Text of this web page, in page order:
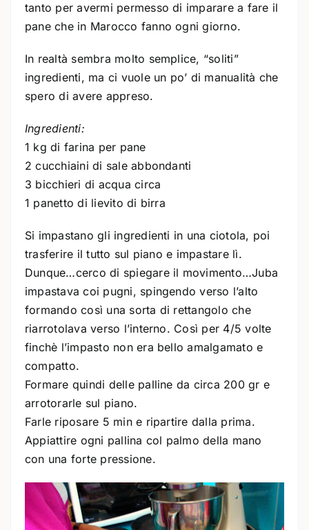
tanto per avermi permesso di imparare a fare il
pane che in Marocco fanno ogni giorno.
In realtà sembra molto semplice, “soliti”
ingredienti, ma ci vuole un po’ di manualità che
spero di avere appreso.
Ingredienti:
1 kg di farina per pane
2 cucchiaini di sale abbondanti
3 bicchieri di acqua circa
1 panetto di lievito di birra
Si impastano gli ingredienti in una ciotola, poi
trasferire il tutto sul piano e impastare lì.
Dunque…cerco di spiegare il movimento…Juba
impastava coi pugni, spingendo verso l’alto
formando così una sorta di rettangolo che
riarrotolava verso l’interno. Così per 4/5 volte
finchè l’impasto non era bello amalgamato e
compatto.
Formare quindi delle palline da circa 200 gr e
arrotorarle sul piano.
Farle riposare 5 min e ripartire dalla prima.
Appiattire ogni pallina col palmo della mano
con una forte pressione.